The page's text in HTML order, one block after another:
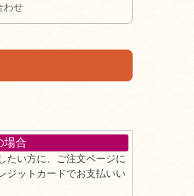
わせ
場合
たい方に、ご注文ページに
ジットカードでお支払いい